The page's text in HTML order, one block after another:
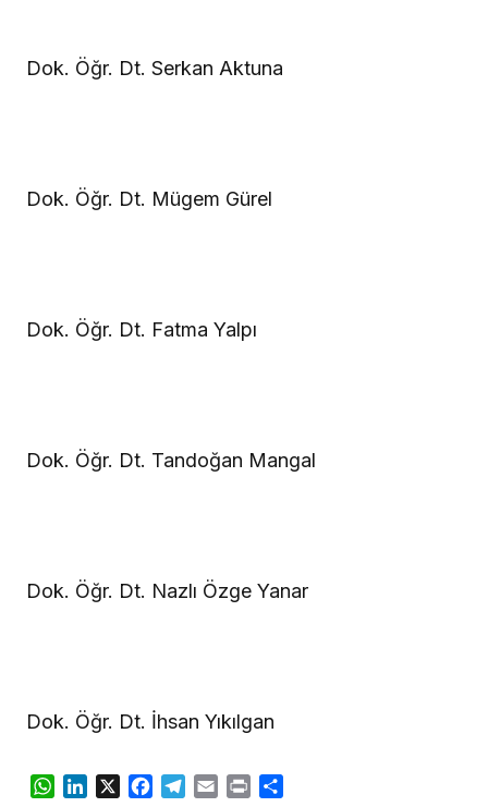
Dok. Öğr. Dt. Serkan Aktuna
Dok. Öğr. Dt. Mügem Gürel
Dok. Öğr. Dt. Fatma Yalpı
Dok. Öğr. Dt. Tandoğan Mangal
Dok. Öğr. Dt. Nazlı Özge Yanar
Dok. Öğr. Dt. İhsan Yıkılgan
WhatsApp
LinkedIn
X Facebook
Telegram
Email Print